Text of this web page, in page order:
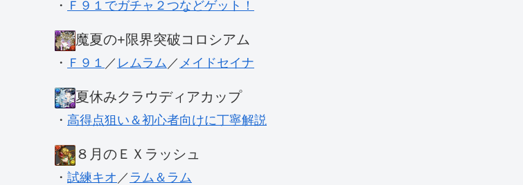
・ Ｆ９１でガチャ２つなどゲット！
魔夏の+限界突破コロシアム
・ Ｆ９１ ／ レムラム ／ メイドセイナ
夏休みクラウディアカップ
・ 高得点狙い＆初心者向けに丁寧解説
８月のＥＸラッシュ
・ 試練キオ ／ ラム＆ラム